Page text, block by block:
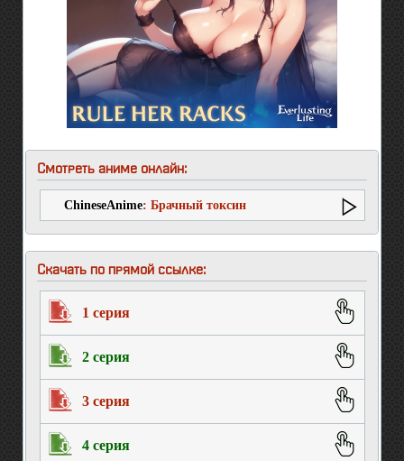
Смотреть аниме онлайн:
ChineseAnime: Брачный токсин
Скачать по прямой ссылке:
1 серия
2 серия
3 серия
4 серия